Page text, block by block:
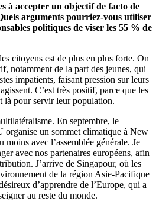
à accepter un objectif de facto de
arguments pourriez-vous utiliser
politiques de viser les 55 % de
citoyens est de plus en plus forte. On
notamment de la part des jeunes, qui
impatients, faisant pression sur leurs
C’est très positif, parce que les
là pour servir leur population.
En septembre, le
organise un sommet climatique à New
avec l’assemblée générale. Je
avec nos partenaires européens, afin
J’arrive de Singapour, où les
de la région Asie-Pacifique
d’apprendre de l’Europe, qui a
au reste du monde.